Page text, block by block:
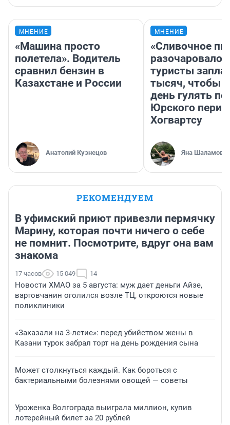
МНЕНИЕ
«Машина просто
полетела». Водитель
сравнил бензин в
Казахстане и России
Анатолий Кузнецов
МНЕНИЕ
«Сливочное
разочаровало»:
туристы
тысяч, чтобы
день гулять по
Юрского
Хогвартсу
Яна Шаламова
РЕКОМЕНДУЕМ
В уфимский приют привезли пермячку
Марину, которая почти ничего о себе
не помнит. Посмотрите, вдруг она вам
знакома
17 часов 15 049 14
Новости ХМАО за 5 августа: муж дает деньги Айзе,
вартовчанин оголился возле ТЦ, откроются новые
поликлиники
«Заказали на 3-летие»: перед убийством жены в
Казани турок забрал торт на день рождения сына
Может столкнуться каждый. Как бороться с
бактериальными болезнями овощей — советы
Уроженка Волгограда выиграла миллион, купив
лотерейный билет за 20 рублей